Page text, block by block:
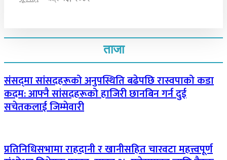
ताजा
संसद्‌मा सांसदहरूको अनुपस्थिति बढेपछि रास्वपाको कडा
कदम: आफ्नै सांसदहरूको हाजिरी छानबिन गर्न दुई
सचेतकलाई जिम्मेवारी
प्रतिनिधिसभामा राहदानी र खानीसहित चारवटा महत्त्वपूर्ण